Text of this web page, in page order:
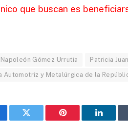
que buscan es
Napoleón Gómez Urrutia Patricia
y Metalúrgica de la
Twitter Pinterest